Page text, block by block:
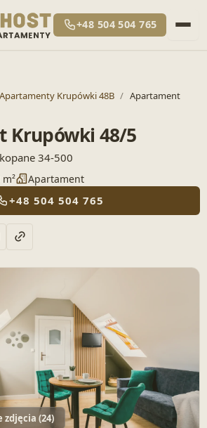
+48 504 504 765
Apartamenty Krupówki 48B / Apartament
Krupówki 48/5
34-500
Google Maps
Apartament
+48 504 504 765
zdjęcia (24)